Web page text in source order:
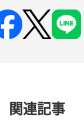
関連記事